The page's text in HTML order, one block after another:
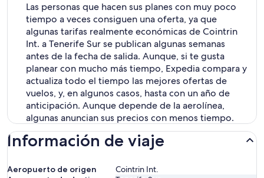
Las personas que hacen sus planes con muy poco
tiempo a veces consiguen una oferta, ya que
algunas tarifas realmente económicas de Cointrin
Int. a Tenerife Sur se publican algunas semanas
antes de la fecha de salida. Aunque, si te gusta
planear con mucho más tiempo, Expedia compara y
actualiza todo el tiempo las mejores ofertas de
vuelos, y, en algunos casos, hasta con un año de
anticipación. Aunque depende de la aerolínea,
algunas anuncian sus precios con menos tiempo.
Información de viaje
Aeropuerto de origen
Cointrin Int.